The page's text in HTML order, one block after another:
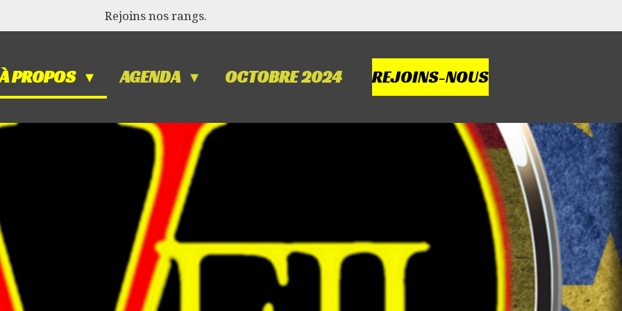
Rejoins nos rangs.
PROPOS AGENDA OCTOBRE 2024 REJOINS-NOUS